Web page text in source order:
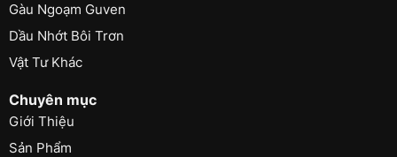
Gàu Ngoạm Guven
Dầu Nhớt Bôi Trơn
Vật Tư Khác
Chuyên mục
Giới Thiệu
Sản Phẩm